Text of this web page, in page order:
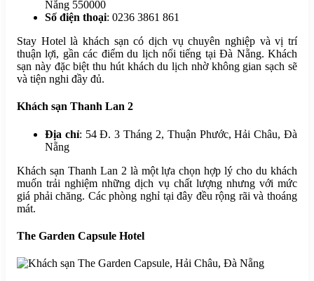
Nẵng 550000
Số điện thoại: 0236 3861 861
Stay Hotel là khách sạn có dịch vụ chuyên nghiệp và vị trí
thuận lợi, gần các điểm du lịch nổi tiếng tại Đà Nẵng. Khách
sạn này đặc biệt thu hút khách du lịch nhờ không gian sạch sẽ
và tiện nghi đầy đủ.
Khách sạn Thanh Lan 2
Địa chỉ: 54 Đ. 3 Tháng 2, Thuận Phước, Hải Châu, Đà
Nẵng
Khách sạn Thanh Lan 2 là một lựa chọn hợp lý cho du khách
muốn trải nghiệm những dịch vụ chất lượng nhưng với mức
giá phải chăng. Các phòng nghỉ tại đây đều rộng rãi và thoáng
mát.
The Garden Capsule Hotel